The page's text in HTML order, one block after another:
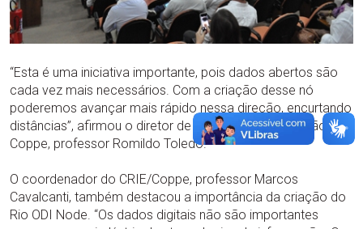
“Esta é uma iniciativa importante, pois dados abertos são
cada vez mais necessários. Com a criação desse nó
poderemos avançar mais rápido nessa direção, encurtando
distâncias”, afirmou o diretor de Tecnologia e Inovação da
Coppe, professor Romildo Toledo.
O coordenador do CRIE/Coppe, professor Marcos
Cavalcanti, também destacou a importância da criação do
Rio ODI Node. “Os dados digitais não são importantes